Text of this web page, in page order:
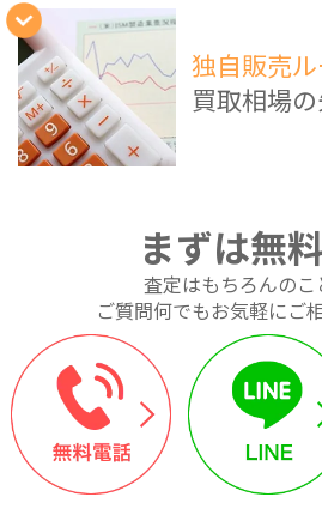
独自販売
買取相場の
まずは無
査定はもちろんのこ
ご質問何でもお気軽にご